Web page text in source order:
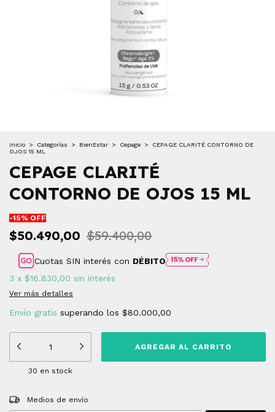
Inicio > Categorìas > BienEstar > Cepage >
CEPAGE CLARITÉ CONTORNO DE
OJOS 15 ML
CEPAGE CLARITÉ
CONTORNO DE OJOS 15 ML
-15% OFF
$50.490,00 $59.400,00
Cuotas SIN interés con DÉBITO
3 x $16.830,00 sin interés
Ver más detalles
Envío gratis superando los $80.000,00
30 en stock
Entregas para el CP:
Medios de envío